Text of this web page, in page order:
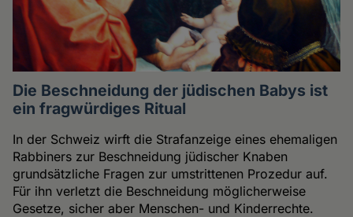
Die Beschneidung der jüdischen Babys ist
ein fragwürdiges Ritual
In der Schweiz wirft die Strafanzeige eines ehemaligen
Rabbiners zur Beschneidung jüdischer Knaben
grundsätzliche Fragen zur umstrittenen Prozedur auf.
Für ihn verletzt die Beschneidung möglicherweise
Gesetze, sicher aber Menschen- und Kinderrechte.